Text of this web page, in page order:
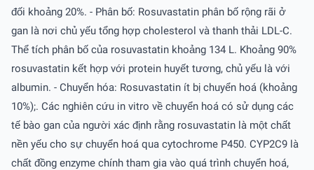
đối khoảng 20%. - Phân bố: Rosuvastatin phân bố rộng rãi ở
gan là nơi chủ yếu tổng hợp cholesterol và thanh thải LDL-C.
Thể tích phân bố của rosuvastatin khoảng 134 L. Khoảng 90%
rosuvastatin kết hợp với protein huyết tương, chủ yếu là với
albumin. - Chuyển hóa: Rosuvastatin ít bị chuyển hoá (khoảng
10%);. Các nghiên cứu in vitro về chuyển hoá có sử dụng các
tế bào gan của người xác định rằng rosuvastatin là một chất
nền yếu cho sự chuyển hoá qua cytochrome P450. CYP2C9 là
chất đồng enzyme chính tham gia vào quá trình chuyển hoá,